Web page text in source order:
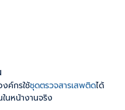
ค์กรใช้ชุดตรวจสารเสพติดได้
นหน้างานจริง